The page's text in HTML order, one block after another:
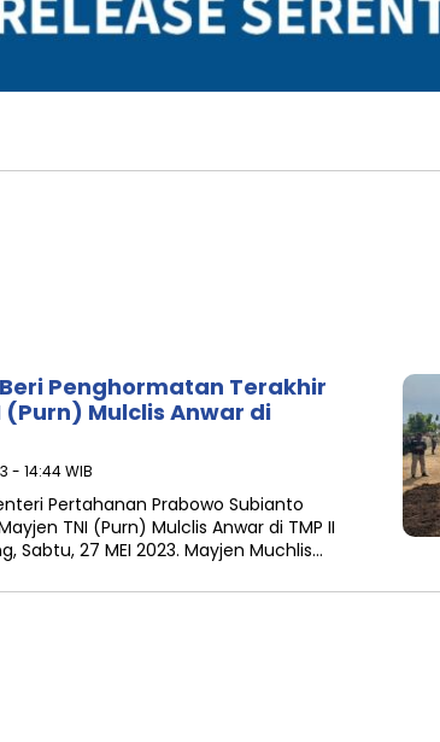
Penghormatan Terakhir
Mulclis Anwar di
- 14:44 WIB
Pertahanan Prabowo Subianto
TNI (Purn) Mulclis Anwar di TMP II
Sabtu, 27 MEI 2023. Mayjen Muchlis…